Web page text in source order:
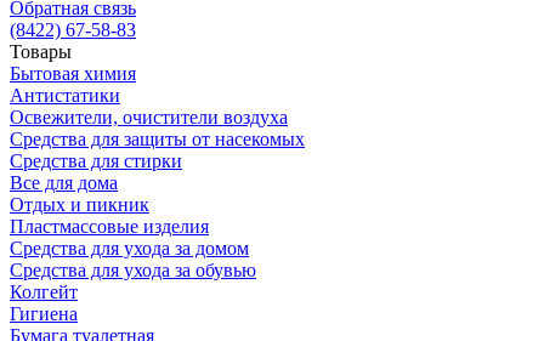
Обратная связь
(8422) 67-58-83
Товары
Бытовая химия
Антистатики
Освежители, очистители воздуха
Средства для защиты от насекомых
Средства для стирки
Все для дома
Отдых и пикник
Пластмассовые изделия
Средства для ухода за домом
Средства для ухода за обувью
Колгейт
Гигиена
Бумага туалетная